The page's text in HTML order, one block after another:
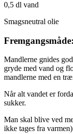
0,5 dl vand
Smagsneutral olie
Fremgangsmåde:
Mandlerne gnides
gryde med vand og
mandlerne med en
Når alt vandet er
sukker.
Man skal blive ved
ikke tages fra